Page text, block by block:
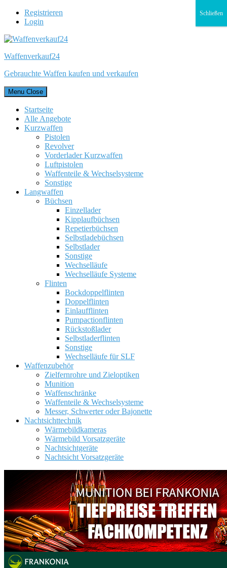
Registrieren
Login
Waffenverkauf24
Gebrauchte Waffen kaufen und verkaufen
Menu Close
Startseite
Alle Angebote
Kurzwaffen
Pistolen
Revolver
Vorderlader Kurzwaffen
Luftpistolen
Waffenteile & Wechselsysteme
Sonstige
Langwaffen
Büchsen
Einzellader
Kipplaufbüchsen
Repetierbüchsen
Selbstladebüchsen
Selbstlader
Sonstige
Wechselläufe
Wechselläufe Systeme
Flinten
Bockdoppelflinten
Doppelflinten
Einlaufflinten
Pumpactionflinten
Rückstoßlader
Selbstladerflinten
Sonstige
Wechselläufe für SLF
Waffenzubehör
Zielfernrohre und Zieloptiken
Munition
Waffenschränke
Waffenteile & Wechselsysteme
Messer, Schwerter oder Bajonette
Nachtsichttechnik
Wärmebildkameras
Wärmebild Vorsatzgeräte
Nachtsichtgeräte
Nachtsicht Vorsatzgeräte
Schließen